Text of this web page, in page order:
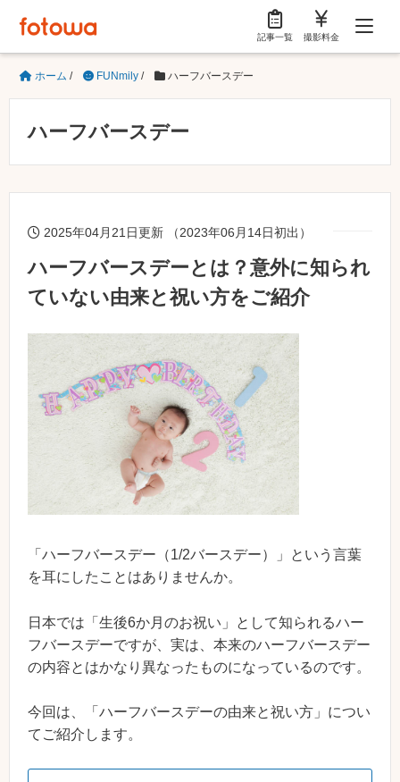
記事一覧 撮影料金
ホーム / FUNmily / ハーフバースデー
ハーフバースデー
2025年04月21日更新 （2023年06月14日初出）
ハーフバースデーとは？意外に知られ
ていない由来と祝い方をご紹介
「ハーフバースデー（1/2バースデー）」という言葉
を耳にしたことはありませんか。
日本では「生後6か月のお祝い」として知られるハー
フバースデーですが、実は、本来のハーフバースデー
の内容とはかなり異なったものになっているのです。
今回は、「ハーフバースデーの由来と祝い方」につい
てご紹介します。